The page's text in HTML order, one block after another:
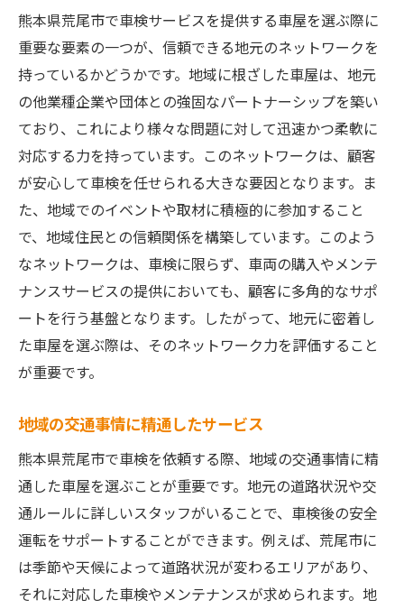
熊本県荒尾市で車検サービスを提供する車屋を選ぶ際に
重要な要素の一つが、信頼できる地元のネットワークを
持っているかどうかです。地域に根ざした車屋は、地元
の他業種企業や団体との強固なパートナーシップを築い
ており、これにより様々な問題に対して迅速かつ柔軟に
対応する力を持っています。このネットワークは、顧客
が安心して車検を任せられる大きな要因となります。ま
た、地域でのイベントや取材に積極的に参加すること
で、地域住民との信頼関係を構築しています。このよう
なネットワークは、車検に限らず、車両の購入やメンテ
ナンスサービスの提供においても、顧客に多角的なサポ
ートを行う基盤となります。したがって、地元に密着し
た車屋を選ぶ際は、そのネットワーク力を評価すること
が重要です。
地域の交通事情に精通したサービス
熊本県荒尾市で車検を依頼する際、地域の交通事情に精
通した車屋を選ぶことが重要です。地元の道路状況や交
通ルールに詳しいスタッフがいることで、車検後の安全
運転をサポートすることができます。例えば、荒尾市に
は季節や天候によって道路状況が変わるエリアがあり、
それに対応した車検やメンテナンスが求められます。地